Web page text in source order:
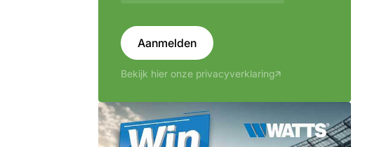
Aanmelden
Bekijk hier onze privacyverklaring